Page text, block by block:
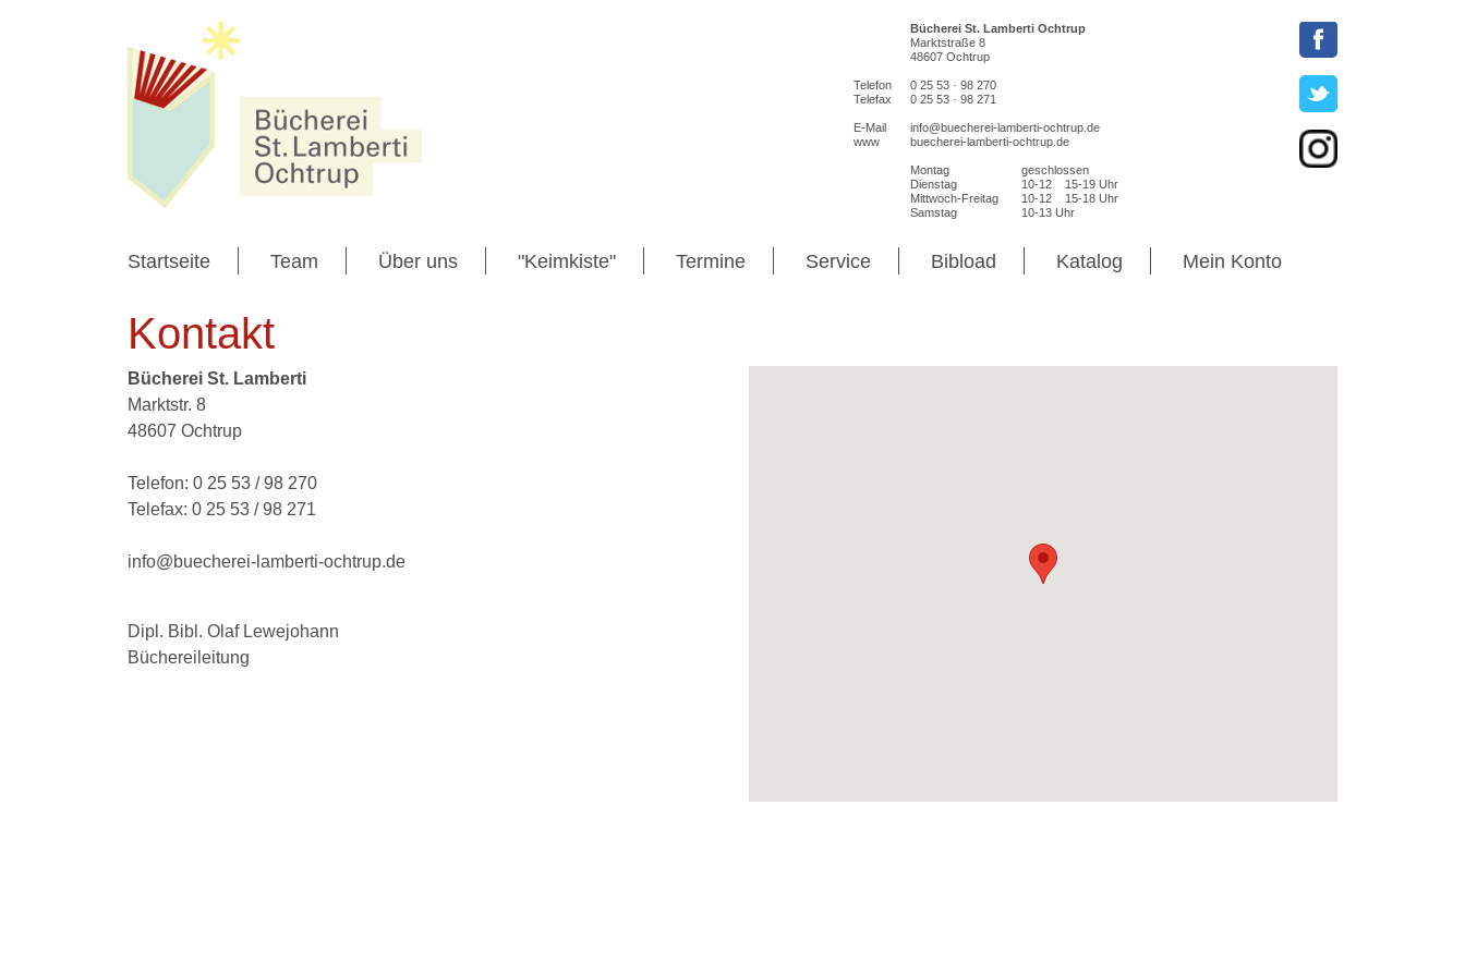
Bücherei St. Lamberti Ochtrup
Marktstraße 8
48607 Ochtrup
Telefon
0 25 53 · 98 270
Telefax
0 25 53 · 98 271
E-Mail
info@buecherei-lamberti-ochtrup.de
www
buecherei-lamberti-ochtrup.de
Montag
geschlossen
Dienstag
10-12
15-19 Uhr
Mittwoch-Freitag
10-12
15-18 Uhr
Samstag
10-13 Uhr
Startseite Team Über uns "Keimkiste" Termine Service Bibload Katalog Mein Konto
Kontakt
Bücherei St. Lamberti
Marktstr. 8
48607 Ochtrup
Telefon: 0 25 53 / 98 270
Telefax: 0 25 53 / 98 271
info@buecherei-lamberti-ochtrup.de
Dipl. Bibl. Olaf Lewejohann
Büchereileitung